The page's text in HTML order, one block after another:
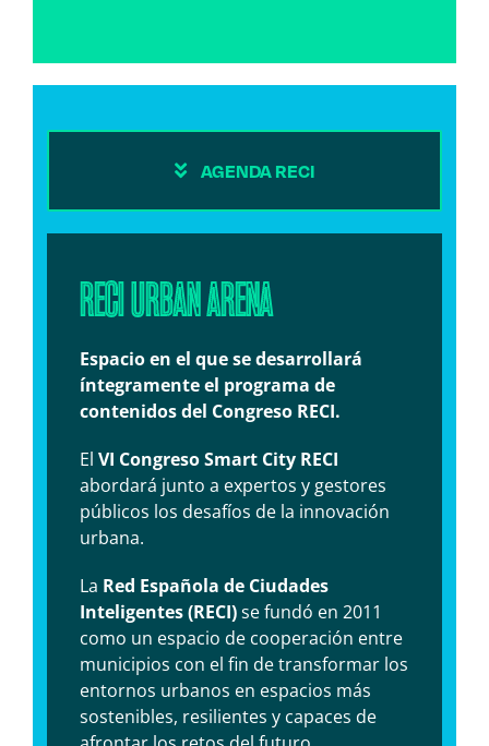
AGENDA RECI
RECI URBAN ARENA
Espacio en el que se desarrollará
íntegramente el programa de
contenidos del Congreso RECI.
ElVI Congreso Smart City RECI
abordará junto a expertos y gestores
públicos los desafíos de la innovación
urbana.
La Red Española de Ciudades
Inteligentes (RECI)se fundó en 2011
como un espacio de cooperación entre
municipios con el fin de transformar los
entornos urbanos en espacios más
sostenibles, resilientes y capaces de